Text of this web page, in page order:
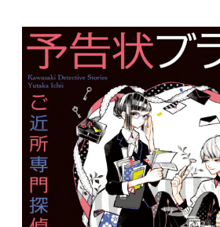
書誌情報
この作品の書誌情報を表示します。
目次・しおり・メモ
目次・しおり・メモを一覧で表示します。
本文検索
本文内から文字を検索します。
自動ページ送り
一定時間経つ毎に自動でページを送ります。
リーダー設定
文字サイズ、エフェクトの変更などを行います。